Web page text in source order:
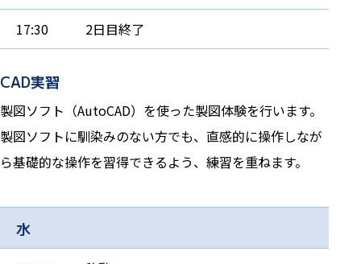
17:30 2日目終了
CAD実習
製図ソフト（AutoCAD）を使った製図体験を行います。
製図ソフトに馴染みのない方でも、直感的に操作しなが
ら基礎的な操作を習得できるよう、練習を重ねます。
水